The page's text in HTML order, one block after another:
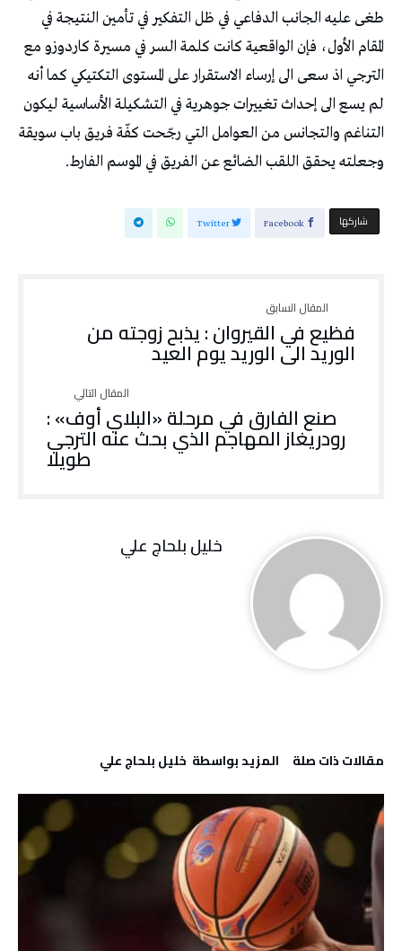
طغى عليه الجانب الدفاعي في ظل التفكير في تأمين النتيجة في
المقام الأول، فإن الواقعية كانت كلمة السر في مسيرة كاردوزو مع
الترجي اذ سعى الى إرساء الاستقرار على المستوى التكتيكي كما أنه
لم يسع الى إحداث تغييرات جوهرية في التشكيلة الأساسية ليكون
التناغم والتجانس من العوامل التي رجّحت كفّة فريق باب سويقة
وجعلته يحقق اللقب الضائع عن الفريق في الموسم الفارط.
‫‫ شاركها‬ Facebook
Twitter
فظيع في القيروان : يذبح زوجته من
الوريد الى الوريد يوم العيد
صنع الفارق في مرحلة «البلاي أوف» :
رودريغاز المهاجم الذي بحث عنه الترجي
طويلا
خليل‭ ‬بلحاج‭ ‬علي
‫مقالات ذات صلة‬ ‫‫المزيد بواسطة‬ ‬ خليل‭ ‬بلحاج‭ ‬علي